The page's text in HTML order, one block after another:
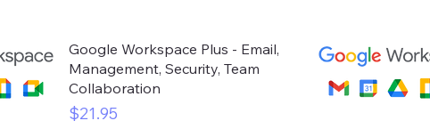
Google Workspace Plus - Email,
Management, Security, Team
Collaboration
मूल्य
$21.95